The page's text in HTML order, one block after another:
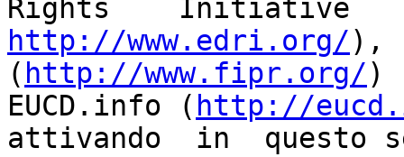
http://www.edri.org/),
( http://www.fipr.org/)
EUCD.info ( http://
attivando  in  questo